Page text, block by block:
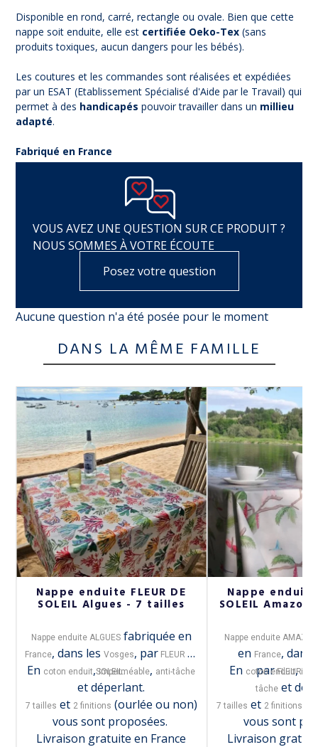
Disponible en rond, carré, rectangle ou ovale. Bien que cette
nappe soit enduite, elle est certifiée Oeko-Tex (sans
produits toxiques, aucun dangers pour les bébés).
Les coutures et les commandes sont réalisées et expédiées
par un ESAT (Etablissement Spécialisé d'Aide par le Travail) qui
permet à des handicapés pouvoir travailler dans un millieu
adapté.
Fabriqué en France
VOUS AVEZ UNE QUESTION SUR CE PRODUIT ?
NOUS SOMMES À VOTRE ÉCOUTE
Posez votre question
Aucune question n'a été posée pour le moment
DANS LA MÊME FAMILLE
Nappe enduite FLEUR DE
SOLEIL Algues - 7 tailles
Nappe enduite ALGUESfabriquée en
France, dans les Vosges, parFLEUR DE
SOLEIL.
En coton enduit,imperméable, anti-tâche
et déperlant.
7 tailles et 2 finitions (ourlée ou non)
vous sont proposées.
Livraison gratuite en France
Nappe enduite
SOLEIL
Nappe enduite
en France, dans
parFLEUR DE
En coton enduit,
tâche et
7 tailles et 2 finitions
vous sont
Livraison